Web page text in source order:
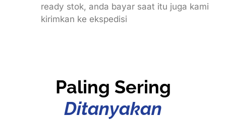
ready stok, anda bayar saat itu juga kami
kirimkan ke ekspedisi
Paling Sering
Ditanyakan